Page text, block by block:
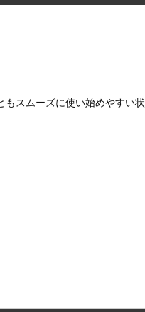
スムーズに使い始めやすい